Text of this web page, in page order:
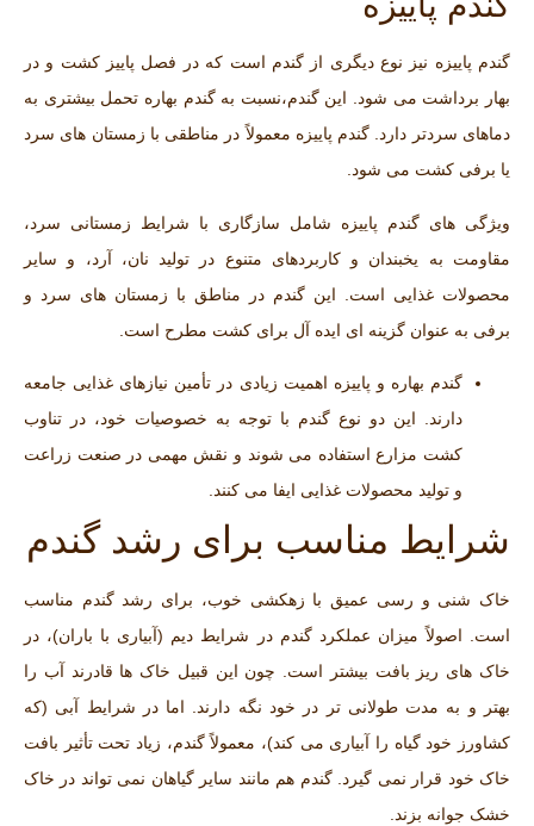
گندم پاییزه نیز نوع دیگری از گندم است که در فصل پاییز کشت و در
بهار برداشت می‌ شود. این گندم،نسبت به گندم بهاره تحمل بیشتری به
دماهای سردتر دارد. گندم پاییزه معمولاً در مناطقی با زمستان ‌های سرد
یا برفی کشت می ‌شود.
ویژگی‌ های گندم پاییزه شامل سازگاری با شرایط زمستانی سرد،
مقاومت به یخبندان و کاربردهای متنوع در تولید نان، آرد، و سایر
محصولات غذایی است. این گندم در مناطق با زمستان ‌های سرد و
برفی به عنوان گزینه ‌ای ایده‌ آل برای کشت مطرح است.
گندم بهاره و پاییزه اهمیت زیادی در تأمین نیازهای غذایی جامعه
دارند. این دو نوع گندم با توجه به خصوصیات خود، در تناوب
کشت مزارع استفاده می ‌شوند و نقش مهمی در صنعت زراعت
و تولید محصولات غذایی ایفا می‌ کنند.
شرایط مناسب برای رشد گندم
خاک شنی و رسی عمیق با زهکشی خوب، برای رشد گندم مناسب
است. اصولاً میزان عملکرد گندم در شرایط دیم (آبیاری با باران)، در
خاک های ریز بافت بیشتر است. چون این قبیل خاک ها قادرند آب را
بهتر و به مدت طولانی‌ تر در خود نگه دارند. اما در شرایط آبی (که
کشاورز خود گیاه را آبیاری می‌ کند)، معمولاً گندم، زیاد تحت تأثیر بافت
خاک خود قرار نمی‌ گیرد. گندم هم مانند سایر گیاهان نمی ‌تواند در خاک
خشک جوانه بزند.